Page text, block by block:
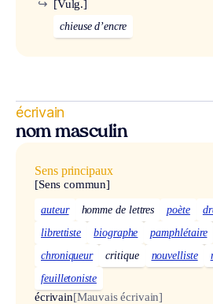
[Vulg.]
↪
chieuse d’encre
écrivain
nom masculin
Sens principaux
[Sens commun]
auteur homme de lettres poète
librettiste
biographe pamphlétaire
chroniqueur
critique nouvelliste
feuilletoniste
écrivain[Mauvais écrivain]